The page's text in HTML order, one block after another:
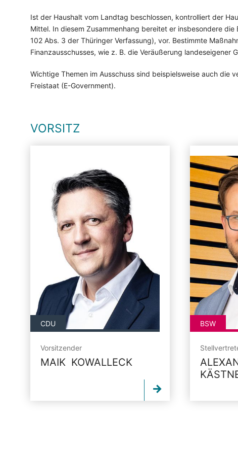
Ist der Haushalt vom Landtag beschlossen, kontrolliert der
Mittel. In diesem Zusammenhang bereitet er insbesondere
102 Abs. 3 der Thüringer Verfassung), vor. Bestimmte
Finanzausschusses, wie z. B. die Veräußerung
Wichtige Themen im Ausschuss sind beispielsweise auch die
Freistaat (E-Government).
VORSITZ
CDU
Vorsitzender
MAIK KOWALLECK
BSW